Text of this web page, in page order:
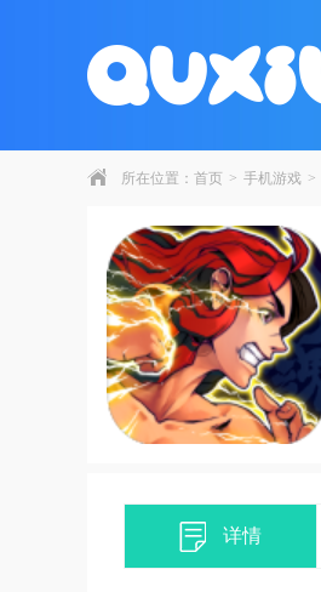
所在位置： 首页 > 手机游戏 >
详情